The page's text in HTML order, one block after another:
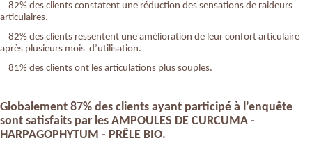
82% des clients constatent une réduction des sensations de raideurs
articulaires.
82% des clients ressentent une amélioration de leur confort articulaire
après plusieurs mois d’utilisation.
81% des clients ont les articulations plus souples.
Globalement 87% des clients ayant participé à l’enquête
sont satisfaits par les AMPOULES DE CURCUMA -
HARPAGOPHYTUM - PRÊLE BIO.